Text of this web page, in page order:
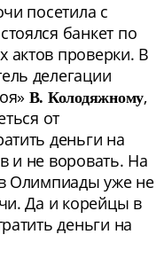
посетила с
банкет по
актов проверки. В
делегации
В. Колодяжному,
от
деньги на
и не воровать. На
Олимпиады уже не
Да и корейцы в
деньги на